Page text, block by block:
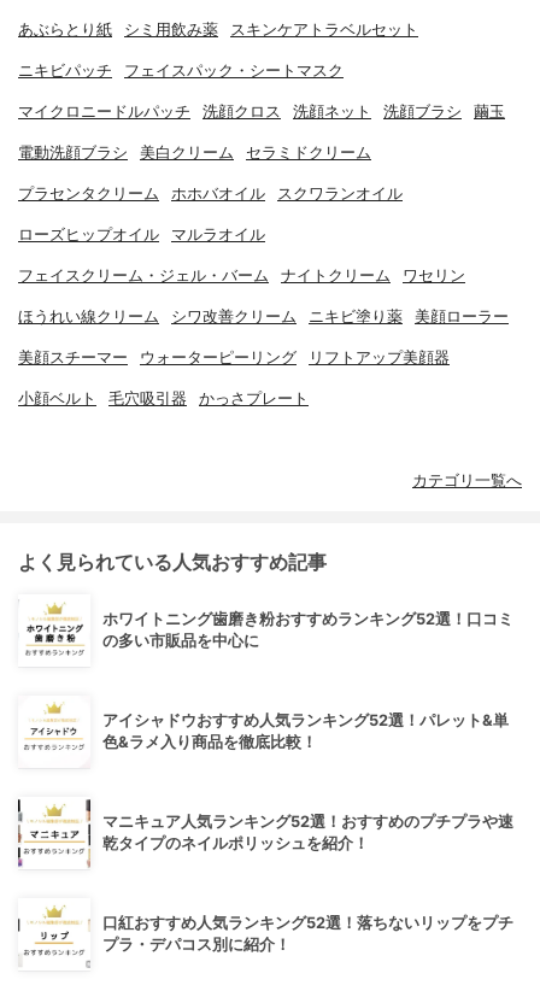
あぶらとり紙 シミ用飲み薬 スキンケアトラベルセット
ニキビパッチ フェイスパック・シートマスク
マイクロニードルパッチ 洗顔クロス 洗顔ネット 洗顔ブラシ 繭玉
電動洗顔ブラシ 美白クリーム セラミドクリーム
プラセンタクリーム ホホバオイル スクワランオイル
ローズヒップオイル マルラオイル
フェイスクリーム・ジェル・バーム ナイトクリーム ワセリン
ほうれい線クリーム シワ改善クリーム ニキビ塗り薬 美顔ローラー
美顔スチーマー ウォーターピーリング リフトアップ美顔器
小顔ベルト 毛穴吸引器 かっさプレート
カテゴリ一覧へ
よく見られている人気おすすめ記事
ホワイトニング歯磨き粉おすすめランキング52選！口コミ
の多い市販品を中心に
アイシャドウおすすめ人気ランキング52選！パレット&単
色&ラメ入り商品を徹底比較！
マニキュア人気ランキング52選！おすすめのプチプラや速
乾タイプのネイルポリッシュを紹介！
口紅おすすめ人気ランキング52選！落ちないリップをプチ
プラ・デパコス別に紹介！